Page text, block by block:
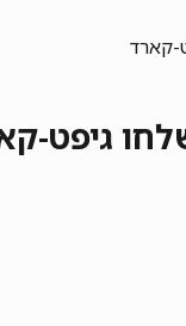
קארד
גיפט-